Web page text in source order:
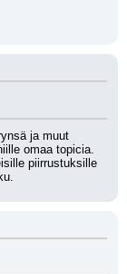
ja muut
omaa topicia.
piirrustuksille